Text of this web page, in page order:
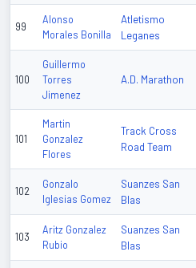
99
Alonso
Morales Bonilla
Atletismo
Leganes
100
Guillermo
Torres
Jimenez
A.D. Marathon
101
Martin
Gonzalez
Flores
Track Cross
Road Team
102
Gonzalo
Iglesias Gomez
Suanzes San
Blas
103
Aritz Gonzalez
Rubio
Suanzes San
Blas